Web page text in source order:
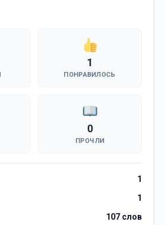
1
ПОНРАВИЛОСЬ
0
ПРОЧЛИ
1
1
107 слов